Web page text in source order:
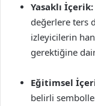
Yasaklı İçerik:
değerlere ters
izleyicilerin
gerektiğine
Eğitimsel
belirli